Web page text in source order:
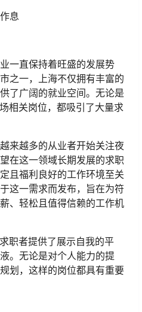
息
一直保持着旺盛的发展势
之一，上海不仅拥有丰富的
了广阔的就业空间。无论是
相关岗位，都吸引了大量求
来越多的从业者开始关注夜
在这一领域长期发展的求职
且福利良好的工作环境至关
这一需求而发布，旨在为符
、轻松且值得信赖的工作机
职者提供了展示自我的平
。无论是对个人能力的提
划，这样的岗位都具有重要